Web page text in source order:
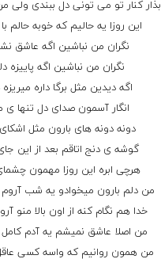
بذار کنار تو می تونی دل ببندی ولی
این روزا یه حالیم که خوبه حالم
نگران من نباشین اگه عاشق
نگران من نباشین اگه پاییزه
اگه دیدین مثل برگا داره
انگار آسمون صدای دل تنها ی
دونه دونه های بارون مثل
گوشه ی دنج اتاقم بعد از این
هرچی ابره این روزا مهمون
من دلم بارون میخوادو یه شب آروم
خدا هم نگام کنه از اون بالا منو
من اصلا عاشق نمیشم یه آدم
من همون روانیم که واسه کسی